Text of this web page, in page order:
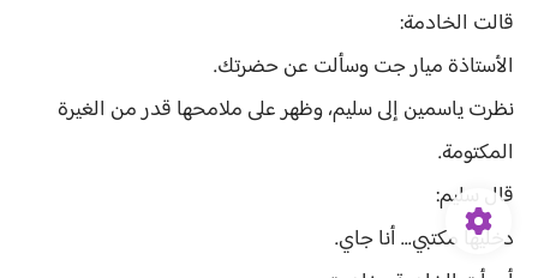
قالت الخادمة:
الأستاذة ميار جت وسألت عن حضرتك.
نظرت ياسمين إلى سليم، وظهر على ملامحها قدر من الغيرة
المكتومة.
قال سليم:
دخليها مكتبي... أنا جاي.